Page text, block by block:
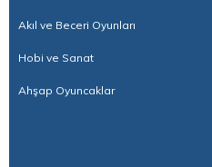
Akıl ve Beceri Oyunları
Hobi ve Sanat
Ahşap Oyuncaklar